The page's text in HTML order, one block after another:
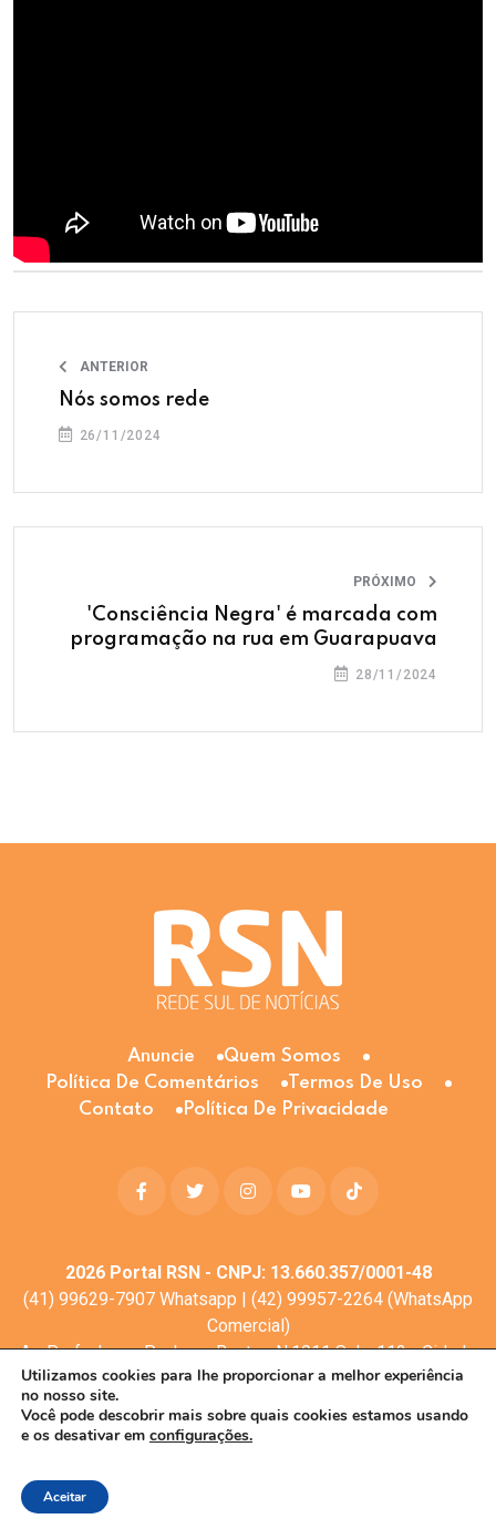
ANTERIOR
Nós somos rede
26/11/2024
PRÓXIMO
'Consciência Negra' é marcada com
programação na rua em Guarapuava
28/11/2024
Anuncie
Quem Somos
Política De Comentários
Termos De Uso
Contato
Política De Privacidade
2026Portal RSN - CNPJ: 13.660.357/0001-48
(41) 99629-7907 Whatsapp | (42) 99957-2264 (WhatsApp
Comercial)
Av. Profa. Laura Pacheco Bastos N:1011 Sala: 112 - Cidade
dos Lagos, Guarapuava - PR, 85053-525
© Todos os direitos reservados
Utilizamos cookies para lhe proporcionar a melhor experiência
no nosso site.
Você pode descobrir mais sobre quais cookies estamos usando
e os desativar em configurações.
Aceitar